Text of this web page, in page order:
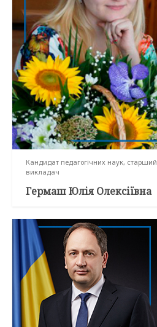
Кандидат педагогічних наук, старший
викладач
Гермаш Юлія Олексіївна